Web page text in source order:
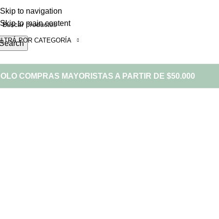
Skip to navigation
Skip to main content
POR CATEGORÍA
COMPRAS MAYORISTAS A PARTIR DE $50.000